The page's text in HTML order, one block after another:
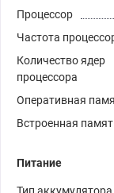
Процессор
Частота
Количество ядер
процессора
Оперативная
Встроенная
Питание